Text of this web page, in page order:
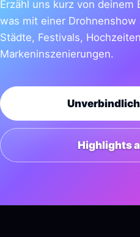
Erzähl uns kurz von deinem
was mit einer Drohnenshow
Städte, Festivals,
Markeninszenierungen.
Highlights